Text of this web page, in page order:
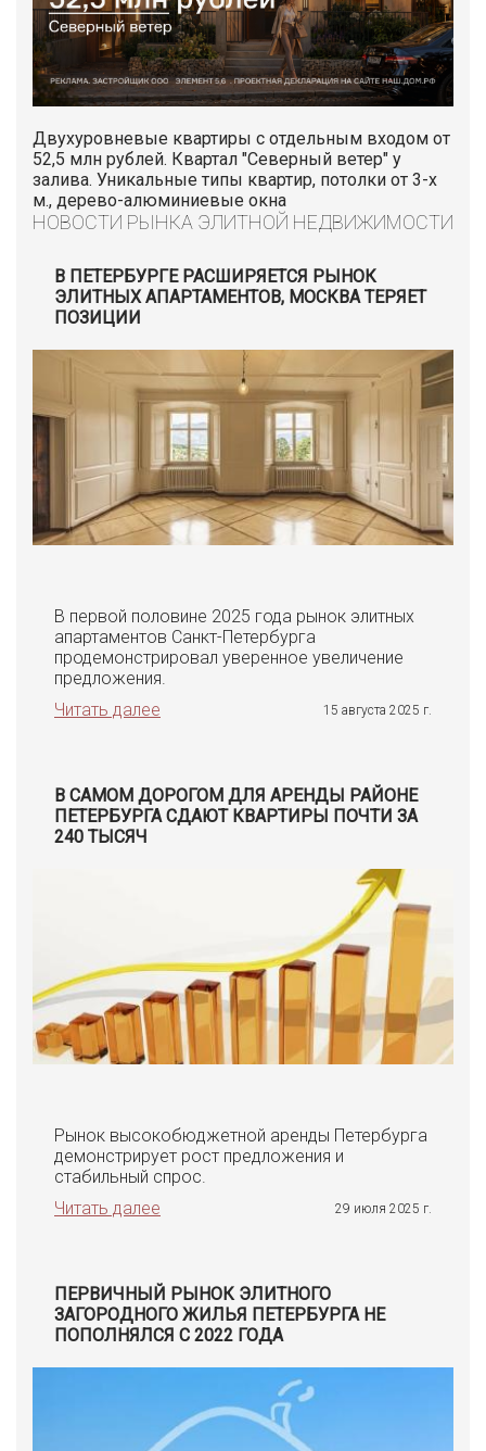
Двухуровневые квартиры с отдельным входом от
52,5 млн рублей. Квартал "Северный ветер" у
залива. Уникальные типы квартир, потолки от 3-х
м., дерево-алюминиевые окна
НОВОСТИ РЫНКА ЭЛИТНОЙ НЕДВИЖИМОСТИ
В ПЕТЕРБУРГЕ РАСШИРЯЕТСЯ РЫНОК
ЭЛИТНЫХ АПАРТАМЕНТОВ, МОСКВА ТЕРЯЕТ
ПОЗИЦИИ
В первой половине 2025 года рынок элитных
апартаментов Санкт-Петербурга
продемонстрировал уверенное увеличение
предложения.
Читать далее
15 августа 2025 г.
В САМОМ ДОРОГОМ ДЛЯ АРЕНДЫ РАЙОНЕ
ПЕТЕРБУРГА СДАЮТ КВАРТИРЫ ПОЧТИ ЗА
240 ТЫСЯЧ
Рынок высокобюджетной аренды Петербурга
демонстрирует рост предложения и
стабильный спрос.
Читать далее
29 июля 2025 г.
ПЕРВИЧНЫЙ РЫНОК ЭЛИТНОГО
ЗАГОРОДНОГО ЖИЛЬЯ ПЕТЕРБУРГА НЕ
ПОПОЛНЯЛСЯ С 2022 ГОДА